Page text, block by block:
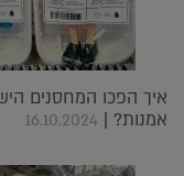
איך הפכו המחסנים
אמנות? | 16.10.2024